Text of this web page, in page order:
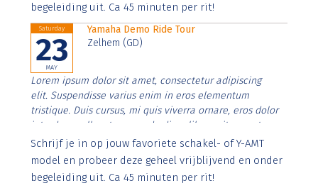
begeleiding uit. Ca 45 minuten per rit!
Saturday
23
MAY
Yamaha Demo Ride Tour
Zelhem (GD)
Lorem ipsum dolor sit amet, consectetur adipiscing
elit. Suspendisse varius enim in eros elementum
tristique. Duis cursus, mi quis viverra ornare, eros dolor
interdum nulla, ut commodo diam libero vitae erat.
Aenean faucibus nibh et justo cursus id rutrum lorem
imperdiet. Nunc ut sem vitae risus tristique posuere.
Schrijf je in op jouw favoriete schakel- of Y-AMT
model en probeer deze geheel vrijblijvend en onder
begeleiding uit. Ca 45 minuten per rit!